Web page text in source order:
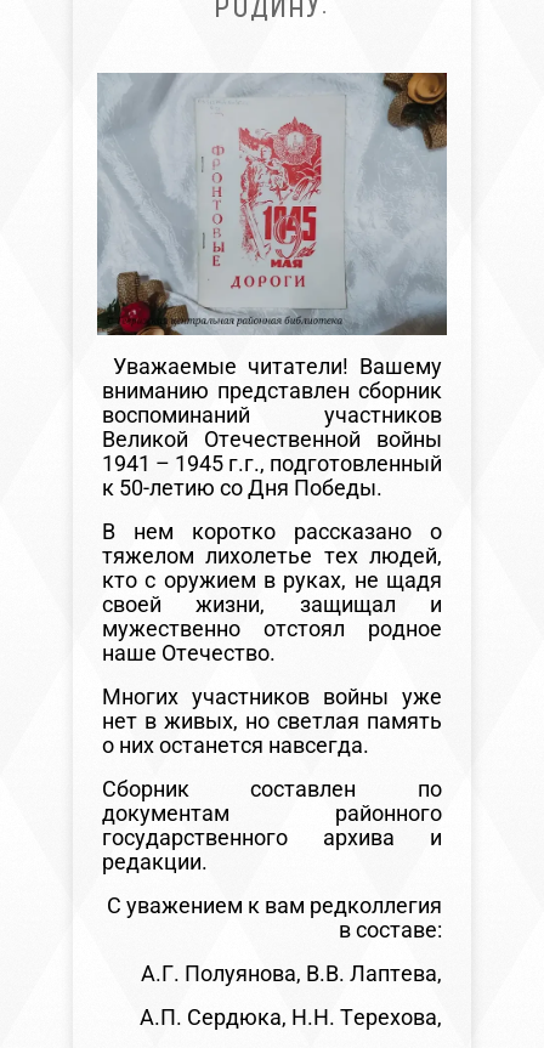
Уважаемые читатели! Вашему
вниманию представлен сборник
воспоминаний участников
Великой Отечественной войны
1941 – 1945 г.г., подготовленный
к 50-летию со Дня Победы.
В нем коротко рассказано о
тяжелом лихолетье тех людей,
кто с оружием в руках, не щадя
своей жизни, защищал и
мужественно отстоял родное
наше Отечество.
Многих участников войны уже
нет в живых, но светлая память
о них останется навсегда.
Сборник составлен по
документам районного
государственного архива и
редакции.
С уважением к вам редколлегия
в составе:
А.Г. Полуянова, В.В. Лаптева,
А.П. Сердюка, Н.Н. Терехова,